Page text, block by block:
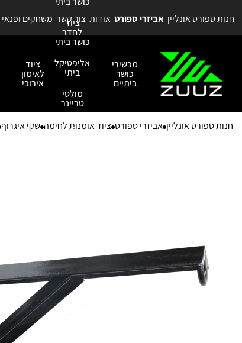
חנות ספורט אונליין אביזרי ספורט אודות צור קשר משחקים ופנאי
מכשירי
כושר
ביתיים
ציוד
לחדר
כושר ביתי
אליפטיקל
ביתי
מולטי
טריינר
ספות
ציוד
לאימון
אירובי
חנות ספורט אונליין אביזרי ספורט ציוד אומנות לחימה שקי איגרוף